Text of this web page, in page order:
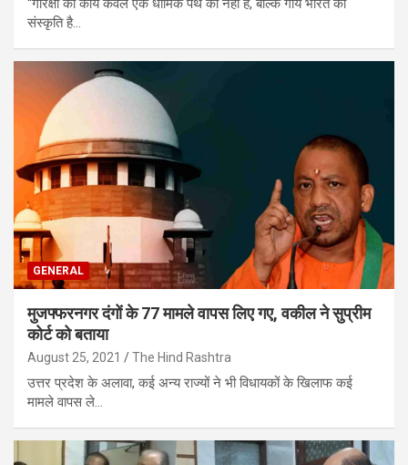
संस्कृति है…
GENERAL
मुजफ्फरनगर दंगों के 77 मामले वापस लिए गए, वकील ने सुप्रीम
कोर्ट को बताया
August 25, 2021 The Hind Rashtra
उत्तर प्रदेश के अलावा, कई अन्य राज्यों ने भी विधायकों के खिलाफ कई
मामले वापस ले…